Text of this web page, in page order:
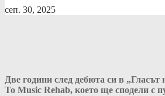
сеп. 30, 2025
Две години след дебюта си в „Гласът
To Music Rehab, което ще сподели с